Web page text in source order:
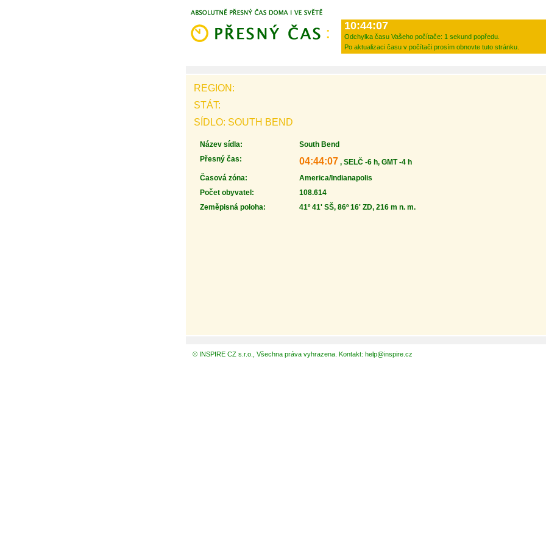
10:44:07
Odchylka času Vašeho počítače: 1 sekund popředu.
Po aktualizaci času v počítači prosím obnovte tuto stránku.
REGION:
STÁT:
SÍDLO: SOUTH BEND
Název sídla:
South Bend
Přesný čas:
04:44:07 , SELČ -6 h, GMT -4 h
Časová zóna:
America/Indianapolis
Počet obyvatel:
108.614
Zeměpisná poloha:
41º 41' SŠ, 86º 16' ZD, 216 m n. m.
© INSPIRE CZ s.r.o., Všechna práva vyhrazena. Kontakt: help@inspire.cz